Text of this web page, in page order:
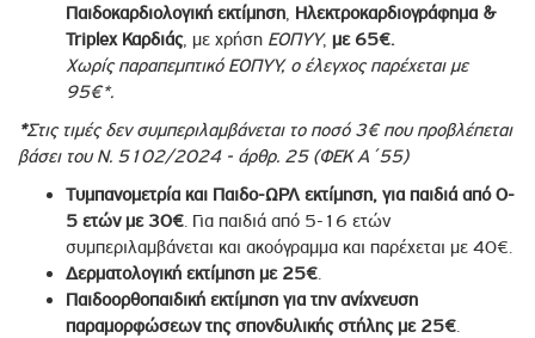
Παιδοκαρδιολογική εκτίμηση, Ηλεκτροκαρδιογράφημα &
Triplex Καρδιάς, με χρήση ΕΟΠΥΥ, με 65€.
Χωρίς παραπεμπτικό ΕΟΠΥΥ, ο έλεγχος παρέχεται με
95€*.
*Στις τιμές δεν συμπεριλαμβάνεται το ποσό 3€ που προβλέπεται
βάσει του Ν. 5102/2024 - άρθρ. 25 (ΦΕΚ Α΄55)
Tυμπανομετρία και Παιδο-ΩΡΛ εκτίμηση, για παιδιά από 0-
5 ετών με 30€. Για παιδιά από 5-16 ετών
συμπεριλαμβάνεται και ακοόγραμμα και παρέχεται με 40€.
Δερματολογική εκτίμηση με 25€.
Παιδοορθοπαιδική εκτίμηση για την ανίχνευση
παραμορφώσεων της σπονδυλικής στήλης με 25€.